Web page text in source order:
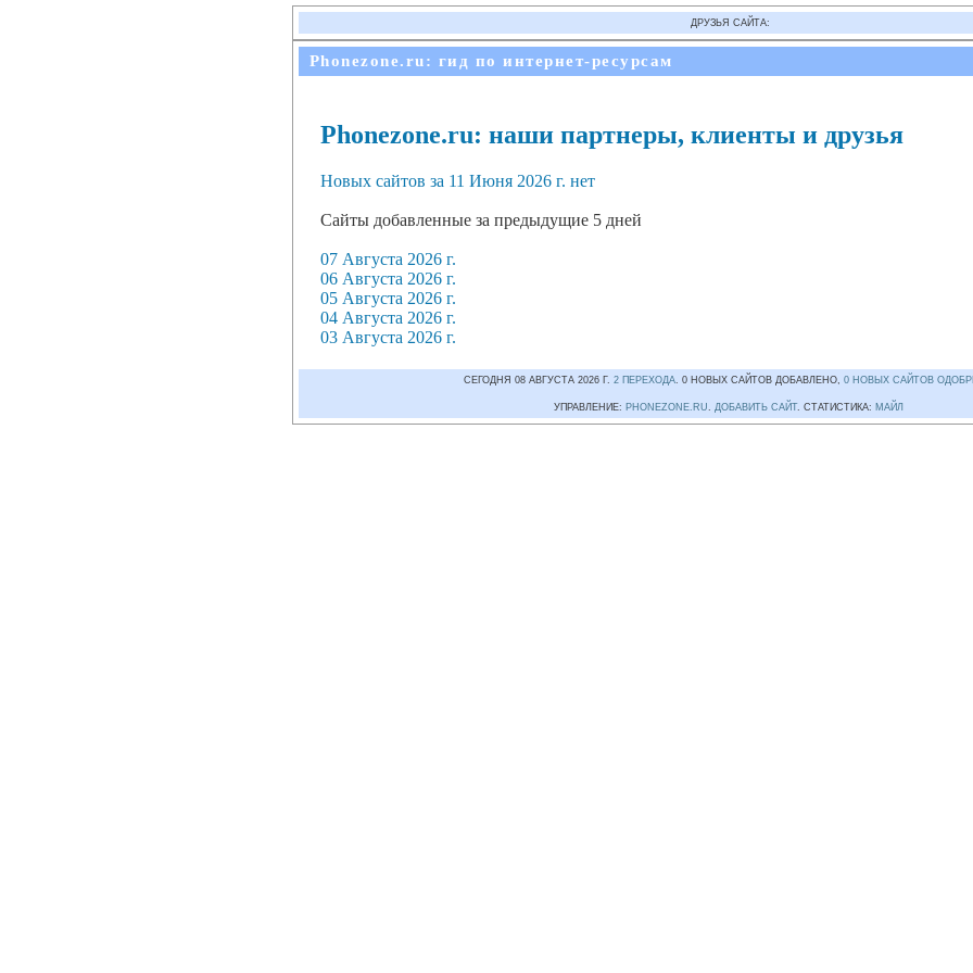
ДРУЗЬЯ САЙТА:
Phonezone.ru: гид по интернет-ресурсам
Phonezone.ru: наши партнеры, клиенты и друзья
Новых сайтов за 11 Июня 2026 г. нет
Сайты добавленные за предыдущие 5 дней
07 Августа 2026 г.
06 Августа 2026 г.
05 Августа 2026 г.
04 Августа 2026 г.
03 Августа 2026 г.
СЕГОДНЯ 08 АВГУСТА 2026 Г. 2 ПЕРЕХОДА. 0 НОВЫХ САЙТОВ ДОБАВЛЕНО, 0 НОВЫХ САЙТОВ
УПРАВЛЕНИЕ: PHONEZONE.RU ДОБАВИТЬ САЙТ. СТАТИСТИКА: МАЙЛ